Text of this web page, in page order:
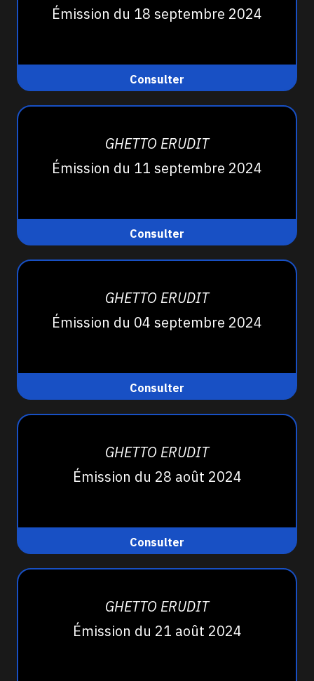
Émission du 18 septembre 2024
Consulter
GHETTO ERUDIT
Émission du 11 septembre 2024
Consulter
GHETTO ERUDIT
Émission du 04 septembre 2024
Consulter
GHETTO ERUDIT
Émission du 28 août 2024
Consulter
GHETTO ERUDIT
Émission du 21 août 2024